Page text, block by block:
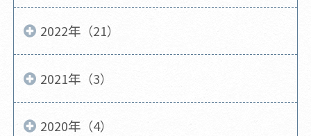
2022年（21）
2021年（3）
2020年（4）